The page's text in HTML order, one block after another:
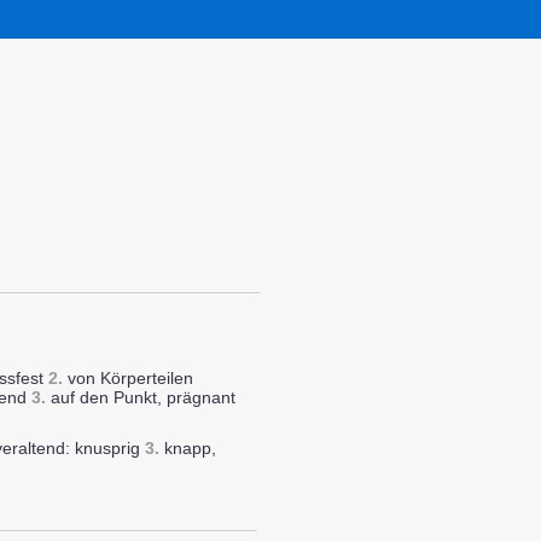
2. von Körperteilen
3. auf den Punkt, prägnant
knusprig 3. knapp,